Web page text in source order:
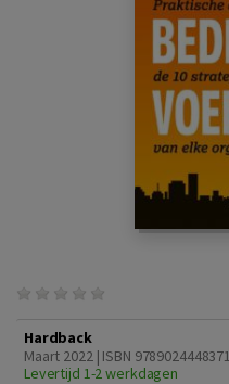
Hardback
Maart 2022 | ISBN
Levertijd 1-2 werkdagen